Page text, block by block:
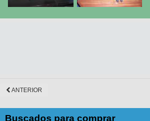
ANTERIOR
Buscados para comprar